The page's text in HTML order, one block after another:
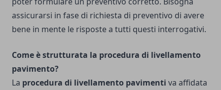
assicurarsi in fase di richiesta di preventivo di avere
bene in mente le risposte a tutti questi interrogativi.
Come è strutturata la procedura di livellamento
pavimento?
La procedura di livellamento pavimenti va affidata